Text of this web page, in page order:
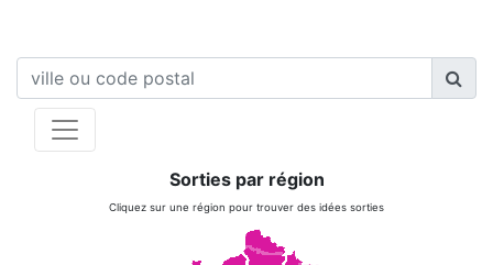
Sorties par région
Cliquez sur une région pour trouver des idées sorties